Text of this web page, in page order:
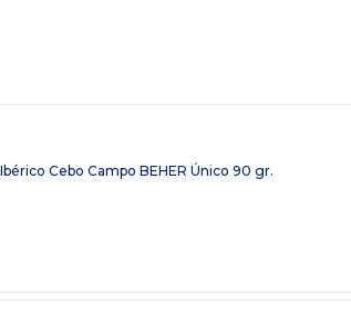
Cebo Campo BEHER Único 90 gr.